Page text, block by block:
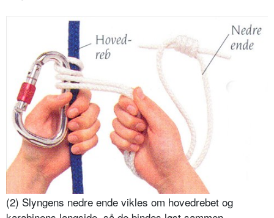
(2) Slyngens nedre ende vikles om hovedrebet og